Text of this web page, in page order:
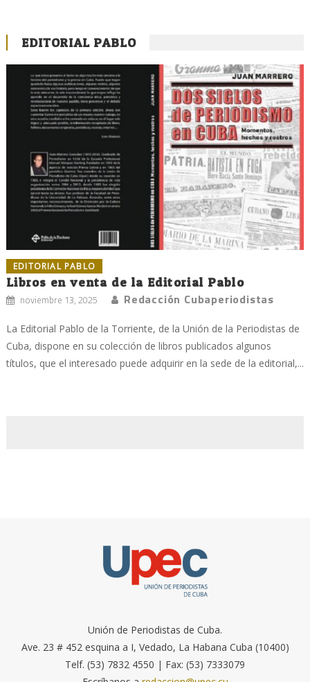
EDITORIAL PABLO
EDITORIAL PABLO
Libros en venta de la Editorial Pablo
noviembre 13, 2025 Redacción Cubaperiodistas
La Editorial Pablo de la Torriente, de la Unión de la Periodistas de
Cuba, dispone en su colección de libros publicados algunos
títulos, que el interesado puede adquirir en la sede de la editorial,...
Unión de Periodistas de Cuba.
Ave. 23 # 452 esquina a I, Vedado, La Habana Cuba (10400)
Telf. (53) 7832 4550 | Fax: (53) 7333079